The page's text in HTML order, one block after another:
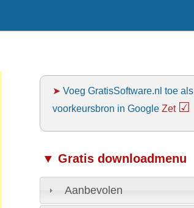
➤Voeg GratisSoftware.nl toe als
voorkeursbron in Google Zet ☑
▼ Gratis downloadmenu
Aanbevolen